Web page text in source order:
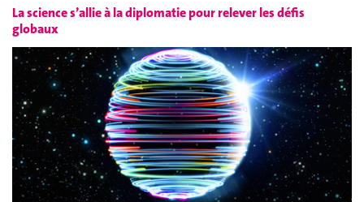
La science s’allie à la diplomatie pour relever les défis
globaux